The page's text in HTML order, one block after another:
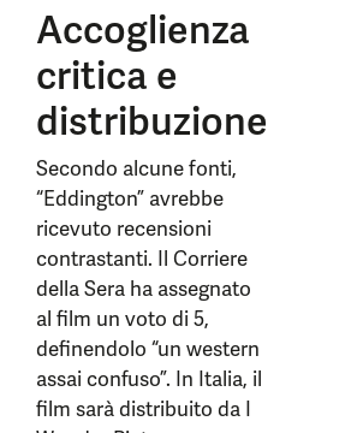
Accoglienza
critica e
distribuzione
Secondo alcune fonti,
“Eddington” avrebbe
ricevuto recensioni
contrastanti. Il Corriere
della Sera ha assegnato
al film un voto di 5,
definendolo “un western
assai confuso”. In Italia, il
film sarà distribuito da I